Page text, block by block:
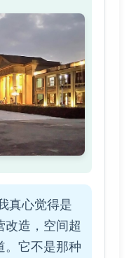
真心觉得是
改造，空间超
。它不是那种